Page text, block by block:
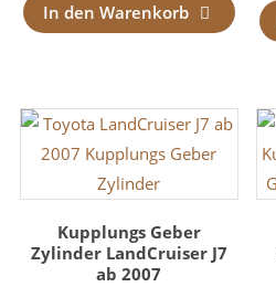
In den Warenkorb
Kupplungs Geber
Zylinder LandCruiser J7
ab 2007